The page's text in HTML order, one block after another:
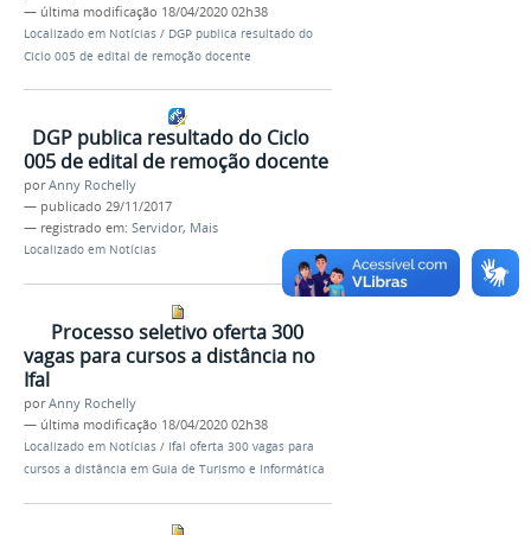
— última modificação 18/04/2020 02h38
Localizado em Notícias / DGP publica resultado do
Ciclo 005 de edital de remoção docente
DGP publica resultado do Ciclo
005 de edital de remoção docente
porAnny Rochelly
— publicado 29/11/2017
— registrado em: Servidor, Mais
Localizado em Notícias
Processo seletivo oferta 300
vagas para cursos a distância no
Ifal
porAnny Rochelly
— última modificação 18/04/2020 02h38
Localizado em Notícias / Ifal oferta 300 vagas para
cursos a distância em Guia de Turismo e Informática